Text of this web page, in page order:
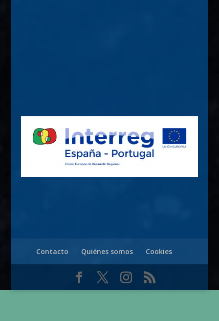
Contacto Quiénes somos Cookies